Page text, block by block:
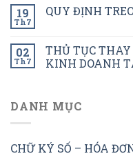
19
Th7
QUY ĐỊNH
02
Th7
THỦ TỤC
KINH DOANH
DANH MỤC
CHỮ KÝ SỐ – HÓA